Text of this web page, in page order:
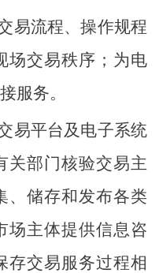
易流程、操作规程
场交易秩序；为电
服务。
易平台及电子系统
关部门核验交易主
、储存和发布各类
场主体提供信息咨
存交易服务过程相